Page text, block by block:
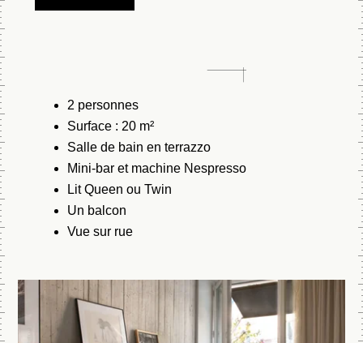
2 personnes
Surface : 20 m²
Salle de bain en terrazzo
Mini-bar et machine Nespresso
Lit Queen ou Twin
Un balcon
Vue sur rue